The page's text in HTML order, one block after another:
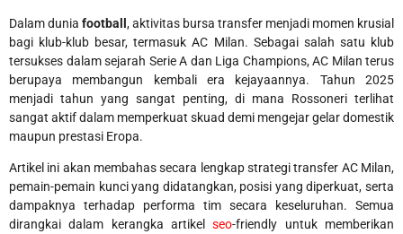
Dalam dunia football, aktivitas bursa transfer menjadi momen krusial
bagi klub-klub besar, termasuk AC Milan. Sebagai salah satu klub
tersukses dalam sejarah Serie A dan Liga Champions, AC Milan terus
berupaya membangun kembali era kejayaannya. Tahun 2025
menjadi tahun yang sangat penting, di mana Rossoneri terlihat
sangat aktif dalam memperkuat skuad demi mengejar gelar domestik
maupun prestasi Eropa.
Artikel ini akan membahas secara lengkap strategi transfer AC Milan,
pemain-pemain kunci yang didatangkan, posisi yang diperkuat, serta
dampaknya terhadap performa tim secara keseluruhan. Semua
dirangkai dalam kerangka artikelseo-friendly untuk memberikan